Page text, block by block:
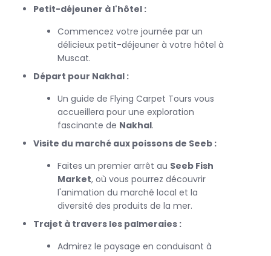
verdoyantes, offrant des paysages apaisants et
authentiques. À votre arrivée aux sources chaudes de
Nakhal, vous profiterez d’un moment de détente dans un
cadre naturel exceptionnel, entouré de montagnes et
L’aventure continue avec la visite du fort de Nakhal, l’un
des monuments historiques les plus impressionnants
d’Oman. Perché sur un promontoire rocheux, il offre une
vue panoramique spectaculaire sur la région et témoigne
de l’histoire riche du pays.
Enfin, découvrez l’univers du luxe avec une visite de la
prestigieuse maison Amouage, où vous explorerez les
secrets de la fabrication des parfums omanais raffinés.
partir en vacances à Omanet vivre une journée riche en
Petit-déjeuner à l'hôtel :
Commencez votre journée par un
délicieux petit-déjeuner à votre hôtel à
Muscat.
Départ pour Nakhal :
Un guide de Flying Carpet Tours vous
accueillera pour une exploration
fascinante de Nakhal.
Visite du marché aux poissons de Seeb :
Faites un premier arrêt au Seeb Fish
Market, où vous pourrez découvrir
l'animation du marché local et la
diversité des produits de la mer.
Trajet à travers les palmeraies :
Admirez le paysage en conduisant à